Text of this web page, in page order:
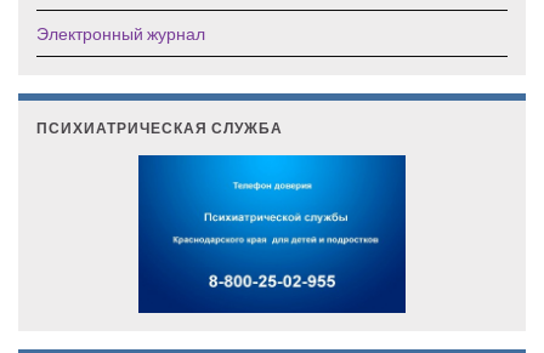
Электронный журнал
ПСИХИАТРИЧЕСКАЯ СЛУЖБА